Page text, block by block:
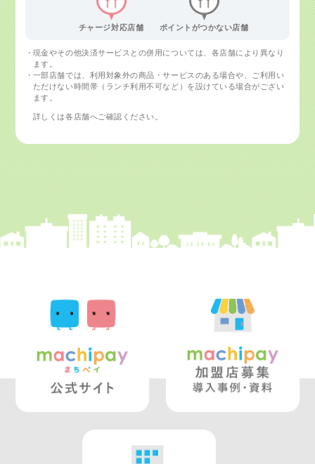
チャージ対応店舗 ポイントがつかない店舗
現金やその他決済サービスとの併用については、各店舗により異なり
ます。
一部店舗では、利用対象外の商品・サービスのある場合や、ご利用い
ただけない時間帯（ランチ利用不可など）を設けている場合がござい
ます。
詳しくは各店舗へご確認ください。